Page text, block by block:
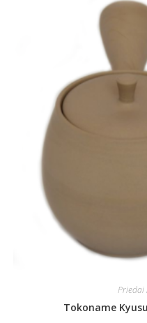
Priedai
Tokoname